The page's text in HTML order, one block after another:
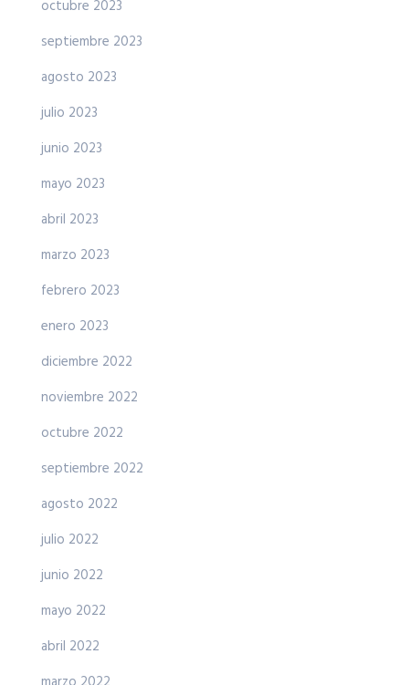
octubre 2023
septiembre 2023
agosto 2023
julio 2023
junio 2023
mayo 2023
abril 2023
marzo 2023
febrero 2023
enero 2023
diciembre 2022
noviembre 2022
octubre 2022
septiembre 2022
agosto 2022
julio 2022
junio 2022
mayo 2022
abril 2022